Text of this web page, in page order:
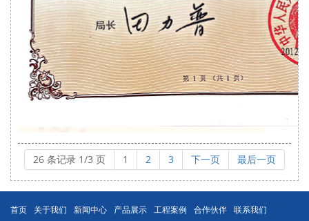
26 条记录 1/3 页 1 2 3 下一页 最后一页
首页 关于我们 新闻中心 产品展示 工程案例 合作伙伴 联系我们